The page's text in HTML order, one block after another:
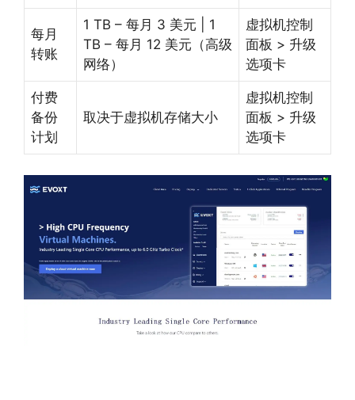
每月
转账
1 TB – ​​每月 3 美元 | 1
TB – ​​每月 12 美元（高级
网络）
虚拟机控制
面板 > 升级
选项卡
付费
备份
计划
取决于虚拟机存储大小
虚拟机控制
面板 > 升级
选项卡